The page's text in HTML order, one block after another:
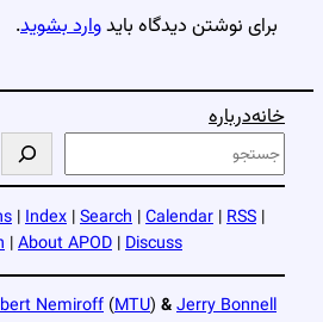
برای نوشتن دیدگاه بایدوارد بشوید.
خانهدرباره
ج
س
و
|Index |Search |Calendar |RSS |
|About APOD |Discuss
Nemiroff (MTU) &Jerry Bonnell